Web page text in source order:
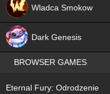
Wladca Smokow
Dark Genesis
BROWSER GAMES
Eternal Fury: Odrodzenie